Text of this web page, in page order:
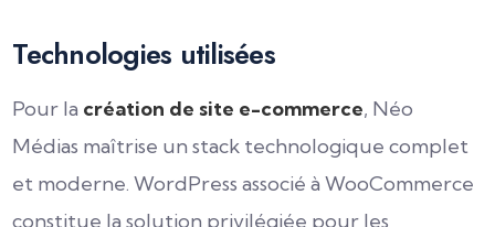
Technologies utilisées
Pour la création de site e-commerce, Néo
Médias maîtrise un stack technologique complet
et moderne. WordPress associé à WooCommerce
constitue la solution privilégiée pour les